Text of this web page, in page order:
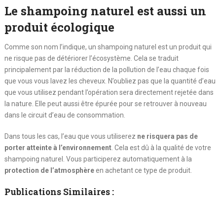
Le shampoing naturel est aussi un
produit écologique
Comme son nom l’indique, un shampoing naturel est un produit qui
ne risque pas de détériorer l’écosystème. Cela se traduit
principalement par la réduction de la pollution de l’eau chaque fois
que vous vous lavez les cheveux. N’oubliez pas que la quantité d’eau
que vous utilisez pendant l’opération sera directement rejetée dans
la nature. Elle peut aussi être épurée pour se retrouver à nouveau
dans le circuit d’eau de consommation.
Dans tous les cas, l’eau que vous utiliserez ne risquera pas de
porter atteinte à l’environnement. Cela est dû à la qualité de votre
shampoing naturel. Vous participerez automatiquement à la
protection de l’atmosphèreen achetant ce type de produit.
Publications Similaires :